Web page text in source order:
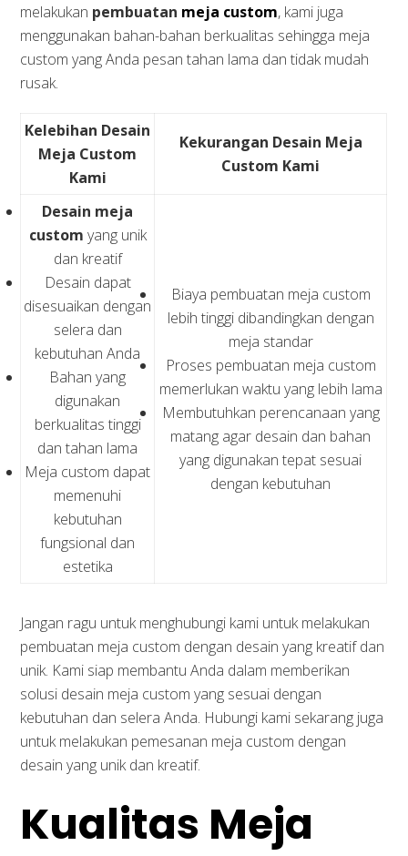
melakukan pembuatan meja custom, kami juga
menggunakan bahan-bahan berkualitas sehingga meja
custom yang Anda pesan tahan lama dan tidak mudah
rusak.
Kelebihan Desain
Meja Custom
Kami
Kekurangan Desain Meja
Custom Kami
Desain meja
custom yang unik
dan kreatif
Desain dapat
disesuaikan dengan
selera dan
kebutuhan Anda
Bahan yang
digunakan
berkualitas tinggi
dan tahan lama
Meja custom dapat
memenuhi
kebutuhan
fungsional dan
estetika
Biaya pembuatan meja custom
lebih tinggi dibandingkan dengan
meja standar
Proses pembuatan meja custom
memerlukan waktu yang lebih lama
Membutuhkan perencanaan yang
matang agar desain dan bahan
yang digunakan tepat sesuai
dengan kebutuhan
Jangan ragu untuk menghubungi kami untuk melakukan
pembuatan meja custom dengan desain yang kreatif dan
unik. Kami siap membantu Anda dalam memberikan
solusi desain meja custom yang sesuai dengan
kebutuhan dan selera Anda. Hubungi kami sekarang juga
untuk melakukan pemesanan meja custom dengan
desain yang unik dan kreatif.
Kualitas Meja